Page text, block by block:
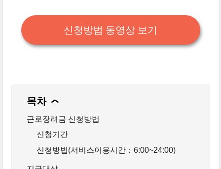
신청방법 동영상 보기
목차 ❯
근로장려금 신청방법
신청기간
신청방법(서비스이용시간：6:00~24:00)